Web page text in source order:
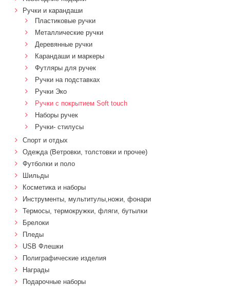
Ручки и карандаши
Пластиковые ручки
Металлические ручки
Деревянные ручки
Карандаши и маркеры
Футляры для ручек
Ручки на подставках
Ручки Эко
Ручки с покрытием Soft touch
Наборы ручек
Ручки- стилусы
Спорт и отдых
Одежда (Ветровки, толстовки и прочее)
Футболки и поло
Шильды
Косметика и наборы
Инструменты, мультитулы,ножи, фонари
Термосы, термокружки, фляги, бутылки
Брелоки
Пледы
USB Флешки
Полиграфические изделия
Награды
Подарочные наборы